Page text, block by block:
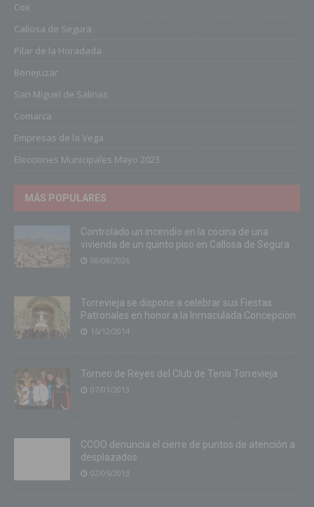
Cox
Callosa de Segura
Pilar de la Horadada
Benejuzar
San Miguel de Salinas
Comarca
Empresas de la Vega
Elecciones Municipales Mayo 2023
MÁS POPULARES
Controlado un incendio en la cocina de una
vivienda de un quinto piso en Callosa de Segura
08/08/2026
Torrevieja se dispone a celebrar sus Fiestas
Patronales en honor a la Inmaculada Concepción
16/12/2014
Torneo de Reyes del Club de Tenis Torrevieja
07/01/2013
CCOO denuncia el cierre de puntos de atención a
desplazados
02/05/2013